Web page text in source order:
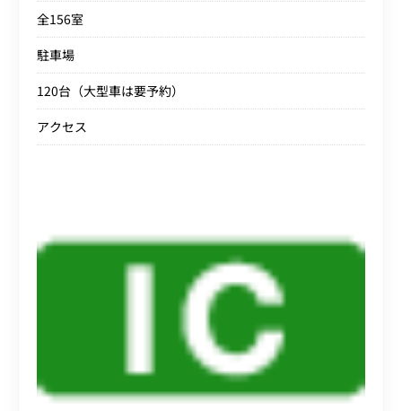
全156室
駐車場
120台（大型車は要予約）
アクセス